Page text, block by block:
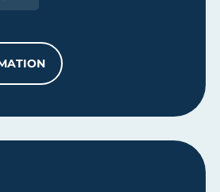
LA COMPTABILITÉ